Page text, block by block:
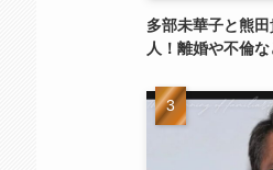
多部未華子と熊
人！離婚や不倫